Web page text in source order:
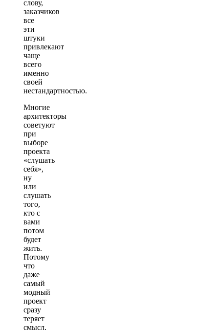
слову,
заказчиков
все
эти
штуки
привлекают
чаще
всего
именно
своей
нестандартностью.
Многие
архитекторы
советуют
при
выборе
проекта
«слушать
себя»,
ну
или
слушать
того,
кто с
вами
потом
будет
жить.
Потому
что
даже
самый
модный
проект
сразу
теряет
смысл,